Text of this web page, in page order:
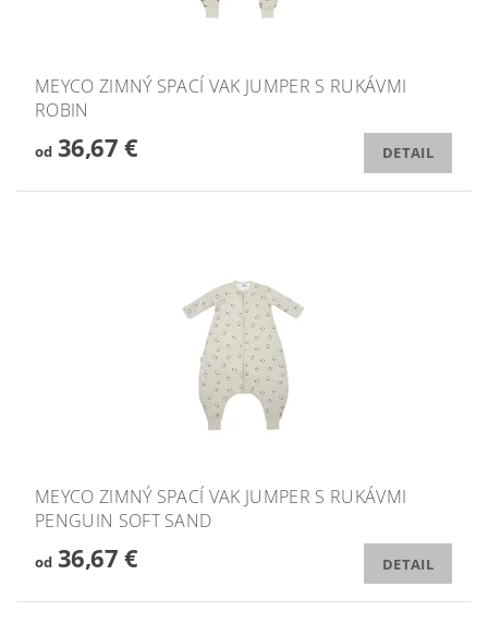
MEYCO ZIMNÝ SPACÍ VAK JUMPER S RUKÁVMI
ROBIN
od36,67 € DETAIL
MEYCO ZIMNÝ SPACÍ VAK JUMPER S RUKÁVMI
PENGUIN SOFT SAND
od36,67 € DETAIL